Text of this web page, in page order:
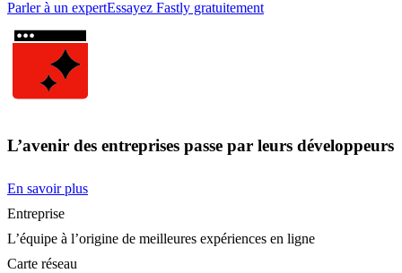
Parler à un expertEssayez Fastly gratuitement
L’avenir des entreprises passe par leurs développeurs
En savoir plus
Entreprise
L’équipe à l’origine de meilleures expériences en ligne
Carte réseau